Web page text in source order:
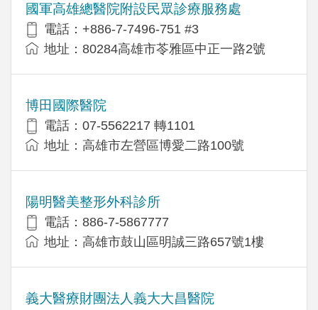
國軍高雄總醫院附設民眾診療服務處
電話：+886-7-7496-751 #3
地址：80284高雄市苓雅區中正一路2號
博田國際醫院
電話：07-5562217 轉1101
地址：高雄市左營區博愛二路100號
陽明醫美整形外科診所
電話：886-7-5867777
地址：高雄市鼓山區明誠三路657號1樓
義大醫療財團法人義大大昌醫院